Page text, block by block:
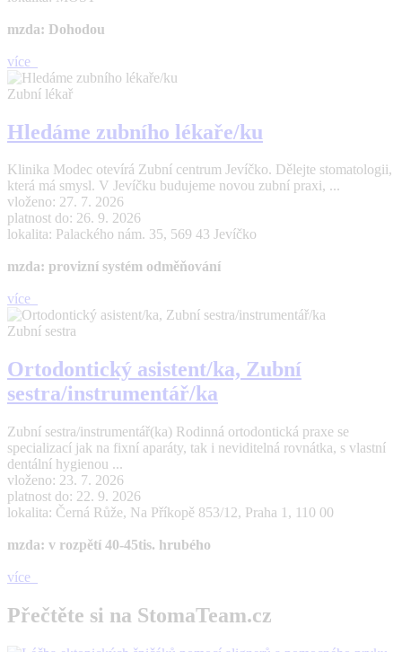
mzda: Dohodou
více
Zubní lékař
Hledáme zubního lékaře/ku
Klinika Modec otevírá Zubní centrum Jevíčko. Dělejte stomatologii,
která má smysl. V Jevíčku budujeme novou zubní praxi, ...
vloženo: 27. 7. 2026
platnost do: 26. 9. 2026
lokalita: Palackého nám. 35, 569 43 Jevíčko
mzda: provizní systém odměňování
více
Zubní sestra
Ortodontický asistent/ka, Zubní
sestra/instrumentář/ka
Zubní sestra/instrumentář(ka) Rodinná ortodontická praxe se
specializací jak na fixní aparáty, tak i neviditelná rovnátka, s vlastní
dentální hygienou ...
vloženo: 23. 7. 2026
platnost do: 22. 9. 2026
lokalita: Černá Růže, Na Příkopě 853/12, Praha 1, 110 00
mzda: v rozpětí 40-45tis. hrubého
více
Přečtěte si na StomaTeam.cz